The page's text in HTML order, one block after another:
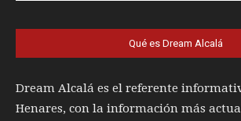
Qué es Dream Alcalá
Dream Alcalá es el referente
Henares, con la información más